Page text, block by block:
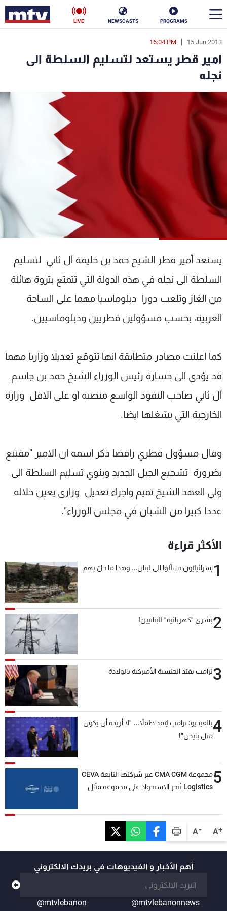
PROGRAMS
NEWSCASTS
LIVE
A+
A-
15 Jun 2013
16:04 PM
امير قطر يستعد لتسليم السلطة الى
نجله
يستعد أمير قطر الشيح حمد بن خليفة آل ثاني لتسليم
السلطة الى نجله في هذه الدولة التي تتمتع بثروة هائلة
من الغاز وتلعب دورا دبلوماسيا مهما على الساحة
العربية، بحسب مسؤولين قطريين ودبلوماسيين.
كما اعلنت مصادر متطابقة انها تتوقع تعديلا وزاريا مهما
قد يؤدي الى خسارة رئيس الوزراء الشيخ حمد بن جاسم
آل ثاني صاحب النفوذ الواسع منصبه او على الاقل وزارة
الخارجية التي يشغلها ايضا.
وقال مسؤول قطري رافضا ذكر اسمه ان الامير "مقتنع
بضرورة تشجيع الجيل الجديد وينوي تسليم السلطة الى
ولي العهد الشيخ تميم واجراء تعديل وزاري يعين خلاله
عددا كبيرا من الشبان في مجلس الوزراء".
الأكثر قراءة
1إسرائيليّون تسلّلوا الى لبنان... وهذا ما حلّ بهم
2بشرى "كهربائية" للبنانيين!
3ترامب يقيّد الجنسية الأميركية بالولادة
4بالفيديو: ترامب يُنقذ طفلاً... "لا أريده أن يكون
مثل بايدن"!
5
مجموعة CMA CGM عبر شركتها التابعة CEVA
Logistics تُنجز الاستحواذ على مجموعة فتّال
أهم الأخبار و الفيديوهات في بريدك الالكتروني
@mtvlebanonnews
@mtvlebanon
en
الأخبار
سياسة ناس
إقتصاد
كأس العالم
البرامج
شاهد البرامج
الترددات
الإنـتـاج
لاعلاناتكم
وظائف
تواصل معنا
شروط الإسـتخدام
سياسة الخصوصية